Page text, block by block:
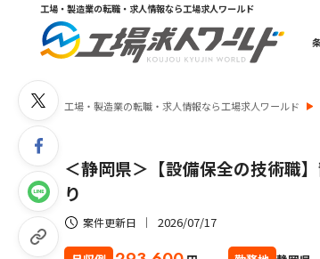
工場・製造業の転職・求人情報なら工場求人ワールド
工場・製造業の転職・求人情報なら工場求人ワールド
＜静岡県＞【設備保全の技術職
り
案件更新日 2026/07/17